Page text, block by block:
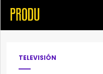
TELEVISIÓN